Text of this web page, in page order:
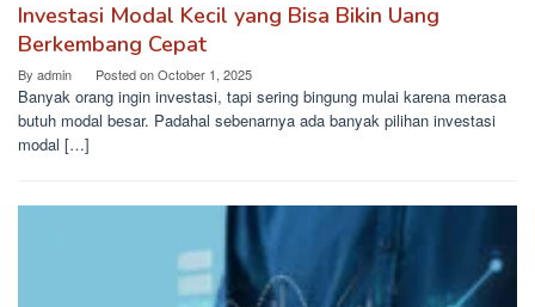
Investasi Modal Kecil yang Bisa Bikin Uang
Berkembang Cepat
By admin Posted onOctober 1, 2025
Banyak orang ingin investasi, tapi sering bingung mulai karena merasa
butuh modal besar. Padahal sebenarnya ada banyak pilihan investasi
modal […]